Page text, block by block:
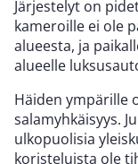
Järjestelyt on
kameroille ei ole
alueesta, ja
alueelle
Häiden ympärille
salamyhkäisyys.
ulkopuolisia
koristeluista ole